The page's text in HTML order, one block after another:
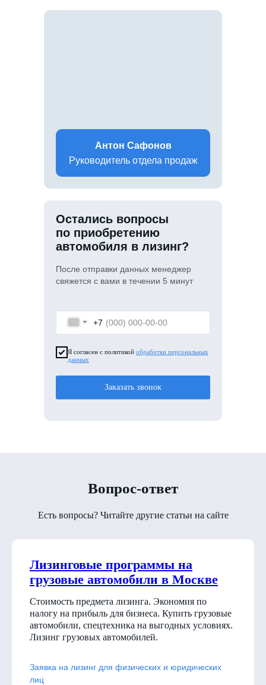
+7
Я согласен с политикой обработки персональных
данных
Заказать звонок
Остались вопросы
по приобретению
автомобиля в лизинг?
После отправки данных менеджер
свяжется с вами в течении 5 минут
Антон Сафонов
Руководитель отдела продаж
Вопрос-ответ
Есть вопросы? Читайте другие статьи на сайте
Лизинговые программы на
грузовые автомобили в Москве
Стоимость предмета лизинга. Экономия по
налогу на прибыль для бизнеса. Купить грузовые
автомобили, спецтехника на выгодных условиях.
Лизинг грузовых автомобилей.
Заявка на лизинг для физических и юридических
лиц